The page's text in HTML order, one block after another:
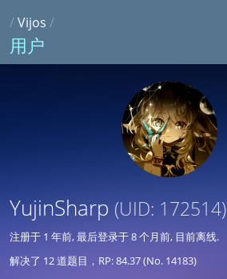
/Vijos /
用户
YujinSharp (UID: 172514)
注册于 1 年前, 最后登录于8 个月前, 目前离线.
解决了 12 道题目，RP: 84.37 (No. 14183)